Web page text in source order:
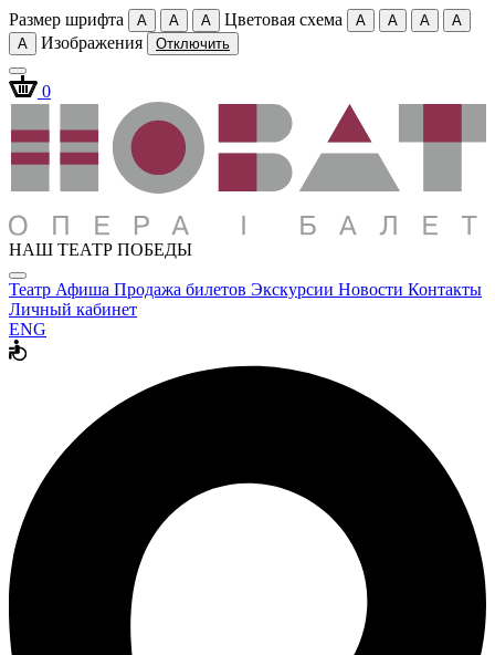
Размер шрифта A A A Цветовая схема A A A
A
A
Изображения Отключить
0
НАШ ТЕАТР ПОБЕДЫ
Театр Афиша Продажа билетов Экскурсии Новости Контакты
Личный кабинет
ENG